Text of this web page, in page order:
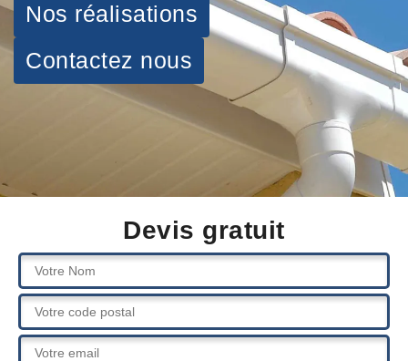
Nos réalisations
Contactez nous
Devis gratuit